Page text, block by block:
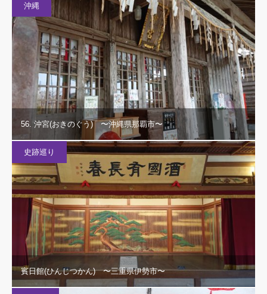
沖縄
56. 沖宮(おきのぐう) 〜沖縄県那覇市〜
史跡巡り
賓日館(ひんじつかん) 〜三重県伊勢市〜